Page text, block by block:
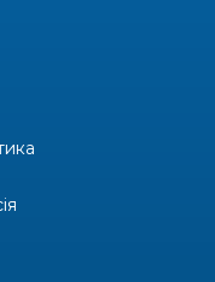
Бахмута –
привітали з